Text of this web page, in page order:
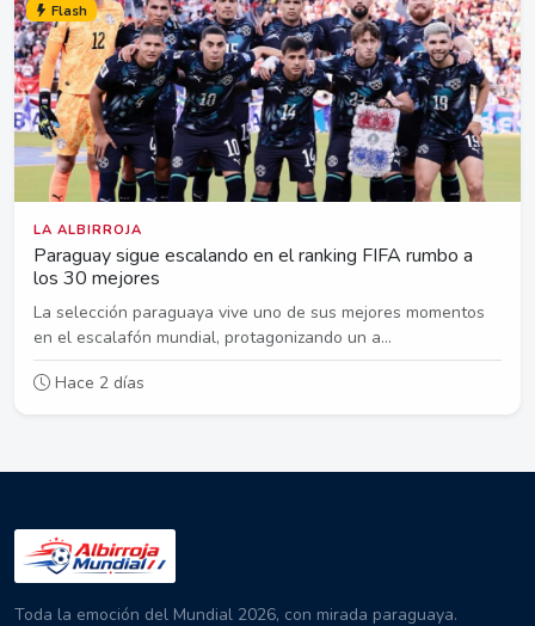
Flash
LA ALBIRROJA
Paraguay sigue escalando en el ranking FIFA rumbo a
los 30 mejores
La selección paraguaya vive uno de sus mejores momentos
en el escalafón mundial, protagonizando un a...
Hace 2 días
Toda la emoción del Mundial 2026, con mirada paraguaya.